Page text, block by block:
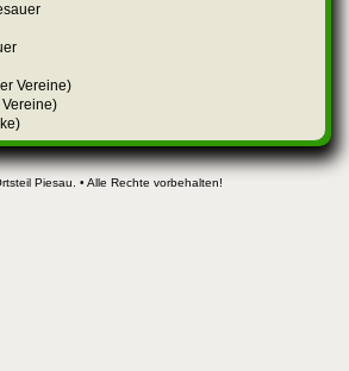
Vereine)
Piesau. • Alle Rechte vorbehalten!